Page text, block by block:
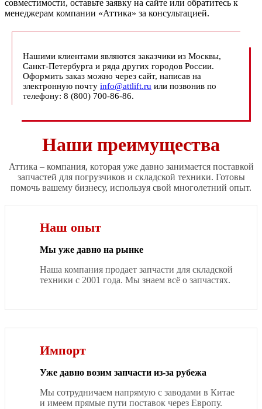
совместимости, оставьте заявку на сайте или обратитесь к
менеджерам компании «Аттика» за консультацией.
Нашими клиентами являются заказчики из Москвы,
Санкт-Петербурга и ряда других городов России.
Оформить заказ можно через сайт, написав на
электронную почту info@attlift.ru или позвонив по
телефону: 8 (800) 700-86-86.
Наши преимущества
Аттика – компания, которая уже давно занимается поставкой
запчастей для погрузчиков и складской техники. Готовы
помочь вашему бизнесу, используя свой многолетний опыт.
Наш опыт
Мы уже давно на рынке
Наша компания продает запчасти для складской
техники с 2001 года. Мы знаем всё о запчастях.
Импорт
Уже давно возим запчасти из-за рубежа
Мы сотрудничаем напрямую с заводами в Китае
и имеем прямые пути поставок через Европу.